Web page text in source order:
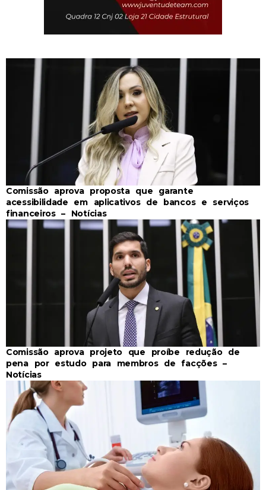
Comissão aprova proposta que garante
acessibilidade em aplicativos de bancos e serviços
financeiros – Notícias
Comissão aprova projeto que proíbe redução de
pena por estudo para membros de facções –
Notícias